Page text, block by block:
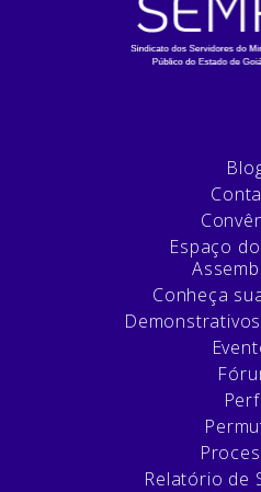
Espaço
Conheça
Relatório de